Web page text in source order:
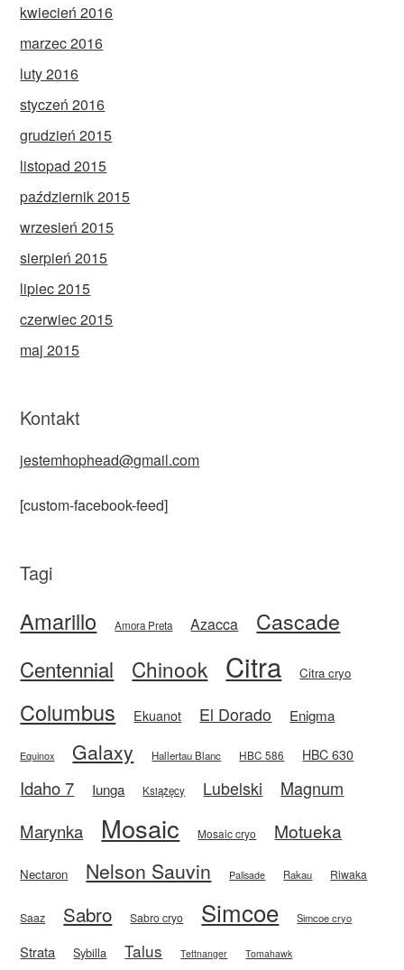
kwiecień 2016
marzec 2016
luty 2016
styczeń 2016
grudzień 2015
listopad 2015
październik 2015
wrzesień 2015
sierpień 2015
lipiec 2015
czerwiec 2015
maj 2015
Kontakt
jestemhophead@gmail.com
[custom-facebook-feed]
Tagi
Amarillo Amora Preta Azacca Cascade
Centennial Chinook Citra Citra cryo
Columbus Ekuanot El Dorado Enigma
Equinox Galaxy Hallertau Blanc HBC 586 HBC 630
Idaho 7 Iunga Książęcy Lubelski
Magnum
Marynka
Mosaic Mosaic cryo Motueka
Nectaron Nelson Sauvin Palisade Rakau Riwaka
Saaz Sabro Sabro cryo Simcoe Simcoe cryo
Strata Sybilla Talus Tettnanger Tomahawk